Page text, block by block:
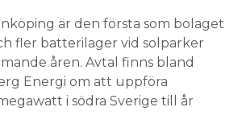
är den första som bolaget
fler batterilager vid solparker
åren. Avtal finns bland
Energi om att uppföra
i södra Sverige till år